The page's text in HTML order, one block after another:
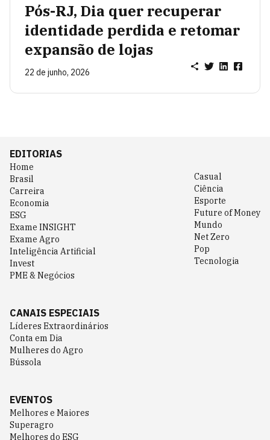
Pós-RJ, Dia quer recuperar
identidade perdida e retomar
expansão de lojas
22 de junho, 2026
EDITORIAS
Home
Brasil
Carreira
Economia
ESG
Exame INSIGHT
Exame Agro
Inteligência Artificial
Invest
PME & Negócios
Casual
Ciência
Esporte
Future of Money
Mundo
Net Zero
Pop
Tecnologia
CANAIS ESPECIAIS
Líderes Extraordinários
Conta em Dia
Mulheres do Agro
Bússola
EVENTOS
Melhores e Maiores
Superagro
Melhores do ESG